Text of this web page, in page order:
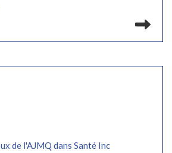
de l'AJMQ dans Santé Inc